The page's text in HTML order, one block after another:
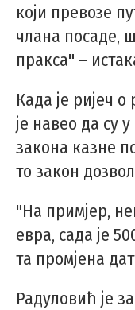
који превозе
члана посаде,
пракса" –
Када је ријеч
је навео да су
закона казне
то закон
"На примјер,
евра, сада је
та промјена
Радуловић је